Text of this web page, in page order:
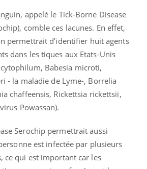
appelé le Tick-Borne Disease
comble ces lacunes. En effet,
permettrait d’identifier huit agents
dans les tiques aux Etats-Unis
Babesia microti,
- la maladie de Lyme-, Borrelia
chaffeensis, Rickettsia rickettsii,
Powassan).
Serochip permettrait aussi
est infectée par plusieurs
ce qui est important car les